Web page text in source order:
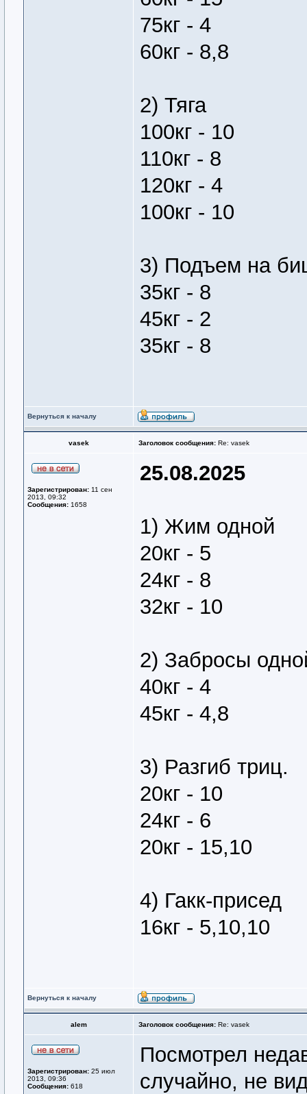
75кг - 4
60кг - 8,8
2) Тяга
100кг - 10
110кг - 8
120кг - 4
100кг - 10
3) Подъем на
35кг - 8
45кг - 2
35кг - 8
Вернуться к началу
vasek Заголовок сообщения: Re: vasek
Зарегистрирован: 11 сен
2013, 09:32
Сообщения: 1658
25.08.2025
1) Жим одной
20кг - 5
24кг - 8
32кг - 10
2) Забросы
40кг - 4
45кг - 4,8
3) Разгиб триц.
20кг - 10
24кг - 6
20кг - 15,10
4) Гакк-присед
16кг - 5,10,10
Вернуться к началу
alem Заголовок сообщения: Re: vasek
Зарегистрирован: 25 июл
2013, 09:36
Сообщения: 618
Посмотрел
случайно, не